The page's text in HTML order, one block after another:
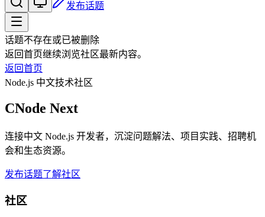
发布话题
话题不存在或已被删除
返回首页继续浏览社区最新内容。
返回首页
Node.js 中文技术社区
CNode Next
连接中文 Node.js 开发者，沉淀问题解法、项目实践、招聘机
会和生态资源。
发布话题了解社区
社区